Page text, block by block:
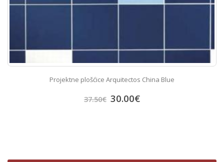
Projektne plošćice Arquitectos China Blue
37.50€ 30.00€